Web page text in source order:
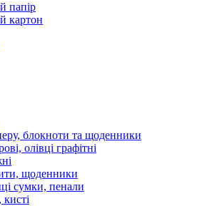
папір
картон
блокноти та щоденники
олівці графітні
щоденники
сумки, пенали